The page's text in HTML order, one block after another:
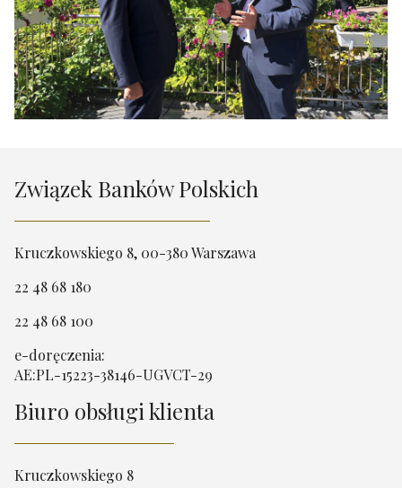
Związek Banków Polskich
Kruczkowskiego 8, 00-380 Warszawa
22 48 68 180
22 48 68 100
e-doręczenia:
AE:PL-15223-38146-UGVCT-29
Biuro obsługi klienta
Kruczkowskiego 8